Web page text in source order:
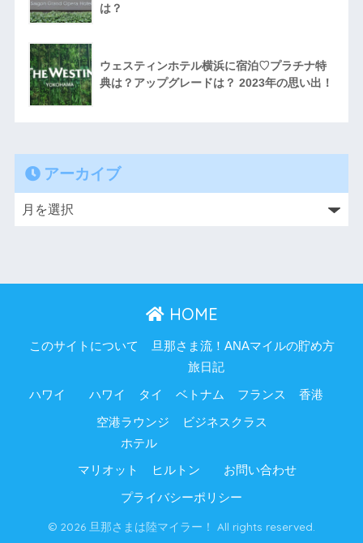
は？
ウェスティンホテル横浜に宿泊♡プラチナ特
典は？アップグレードは？ 2023年の思い出！
アーカイブ
HOME
このサイトについて 旦那さま流！ANAマイルの貯め方
ハワイ
旅日記
ハワイ タイ ベトナム フランス 香港
空港ラウンジ
ビジネスクラス
ホテル
マリオット ヒルトン お問い合わせ
プライバシーポリシー
© 2026 旦那さまは陸マイラー！ All rights reserved.